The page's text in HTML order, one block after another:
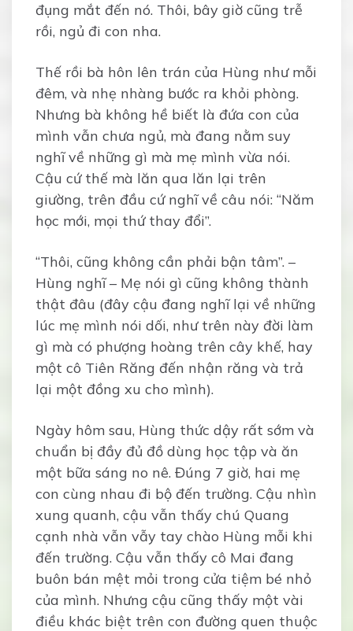
đụng mắt đến nó. Thôi, bây giờ cũng trễ
rồi, ngủ đi con nha.
Thế rồi bà hôn lên trán của Hùng như mỗi
đêm, và nhẹ nhàng bước ra khỏi phòng.
Nhưng bà không hề biết là đứa con của
mình vẫn chưa ngủ, mà đang nằm suy
nghĩ về những gì mà mẹ mình vừa nói.
Cậu cứ thế mà lăn qua lăn lại trên
giường, trên đầu cứ nghĩ về câu nói: “Năm
học mới, mọi thứ thay đổi”.
“Thôi, cũng không cần phải bận tâm”. –
Hùng nghĩ – Mẹ nói gì cũng không thành
thật đâu (đây cậu đang nghĩ lại về những
lúc mẹ mình nói dối, như trên này đời làm
gì mà có phượng hoàng trên cây khế, hay
một cô Tiên Răng đến nhận răng và trả
lại một đồng xu cho mình).
Ngày hôm sau, Hùng thức dậy rất sớm và
chuẩn bị đầy đủ đồ dùng học tập và ăn
một bữa sáng no nê. Đúng 7 giờ, hai mẹ
con cùng nhau đi bộ đến trường. Cậu nhìn
xung quanh, cậu vẫn thấy chú Quang
cạnh nhà vẫn vẫy tay chào Hùng mỗi khi
đến trường. Cậu vẫn thấy cô Mai đang
buôn bán mệt mỏi trong cửa tiệm bé nhỏ
của mình. Nhưng cậu cũng thấy một vài
điều khác biệt trên con đường quen thuộc